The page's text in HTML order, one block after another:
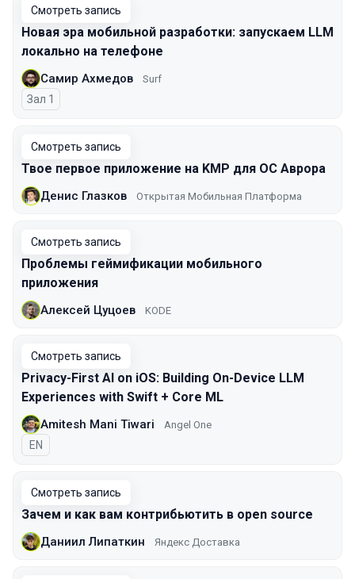
Смотреть запись
Новая эра мобильной разработки: запускаем LLM
локально на телефоне
Самир Ахмедов Surf
Зал 1
Смотреть запись
Твое первое приложение на KMP для ОС Аврора
Денис Глазков Открытая Мобильная Платформа
Смотреть запись
Проблемы геймификации мобильного
приложения
Алексей Цуцоев KODE
Смотреть запись
Privacy-First AI on iOS: Building On-Device LLM
Experiences with Swift + Core ML
Amitesh Mani Tiwari Angel One
На английском языке
EN
Смотреть запись
Зачем и как вам контрибьютить в open source
Даниил Липаткин Яндекс Доставка